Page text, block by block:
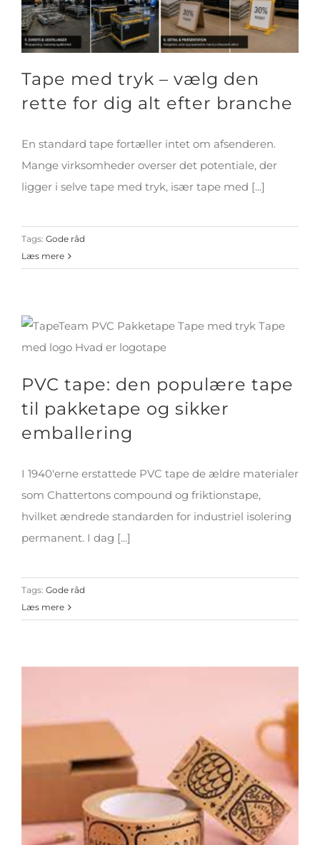
Tape med tryk – vælg den
rette for dig alt efter branche
En standard tape fortæller intet om afsenderen.
Mange virksomheder overser det potentiale, der
ligger i selve tape med tryk, især tape med [...]
Tags: Gode råd
Læs mere
PVC tape: den populære tape
til pakketape og sikker
emballering
I 1940'erne erstattede PVC tape de ældre materialer
som Chattertons compound og friktionstape,
hvilket ændrede standarden for industriel isolering
permanent. I dag [...]
Tags: Gode råd
Læs mere